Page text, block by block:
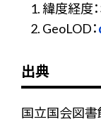
緯度経度
GeoLOD：
出典
国立国会図書